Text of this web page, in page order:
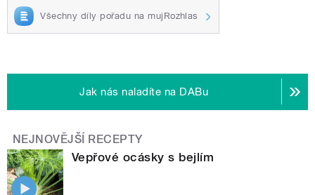
Všechny díly pořadu na mujRozhlas
Jak nás naladíte na DABu
NEJNOVĚJŠÍ RECEPTY
Vepřové ocásky s bejlím